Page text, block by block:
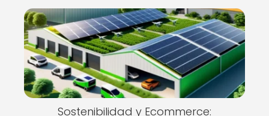
Sostenibilidad y Ecommerce: